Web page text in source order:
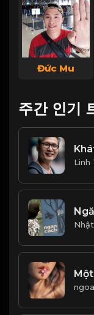
Đức Mu
주간 인기
Linh